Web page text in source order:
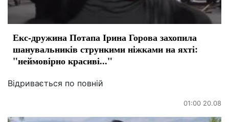
Екс-дружина Потапа Ірина Горова захопила
шанувальників стрункими ніжками на яхті:
"неймовірно красиві..."
Відривається по повній
01:00 20.08